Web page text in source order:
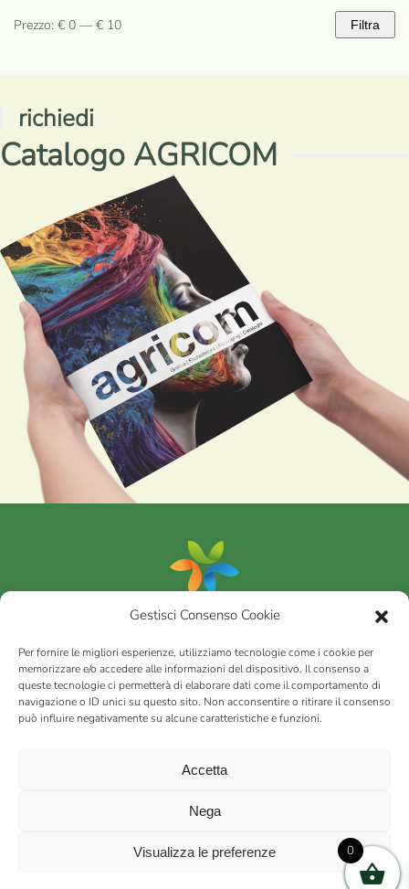
Gestisci Consenso Cookie
Per fornire le migliori esperienze, utilizziamo tecnologie come i cookie per
memorizzare e/o accedere alle informazioni del dispositivo. Il consenso a
queste tecnologie ci permetterà di elaborare dati come il comportamento di
navigazione o ID unici su questo sito. Non acconsentire o ritirare il consenso
può influire negativamente su alcune caratteristiche e funzioni.
Accetta
Nega
Visualizza le preferenze
Prezzo
Prezzo
Filtra
Prezzo: € 0 — € 10
richiedi
Catalogo AGRICOM
Portfolio
AGRICOMs.r.l.
via Montalbano 65 51100 Case Nuove di Masiano (PT) | codice
Int. versato | Repertorio Economico Amministrativo C.C.I.A.A. di
Privacy policy
0